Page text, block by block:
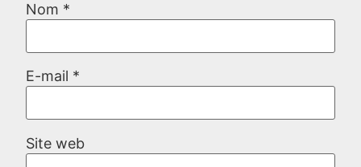
Nom *
E-mail *
Site web